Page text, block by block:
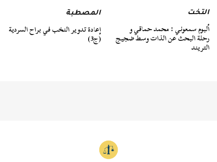
التخت
ألبوم سمعوني : محمد حماقي و
رحلة البحث عن الذات وسط ضجيج
التريند
المصطبة
إعادة تدوير النخب في براح السردية
(ج3)